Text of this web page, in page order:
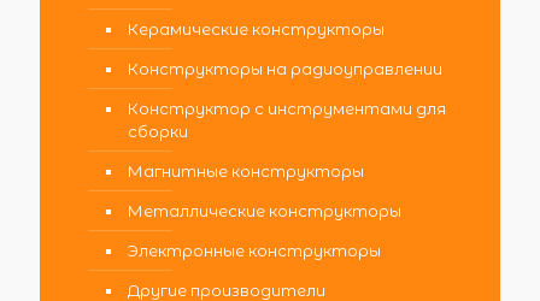
Керамические конструкторы
Конструкторы на радиоуправлении
Конструктор с инструментами для
сборки
Магнитные конструкторы
Металлические конструкторы
Электронные конструкторы
Другие производители